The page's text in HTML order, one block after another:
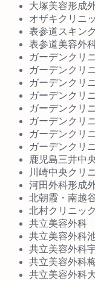
大塚美容形成
オザキクリニ
表参道スキン
表参道美容外
ガーデンクリ
ガーデンクリ
ガーデンクリ
ガーデンクリ
ガーデンクリ
ガーデンクリ
ガーデンクリ
ガーデンクリ
鹿児島三井中
川崎中央クリ
河田外科形成
北朝霞・南越
北村クリニック
共立美容外科
共立美容外科
共立美容外科
共立美容外科
共立美容外科